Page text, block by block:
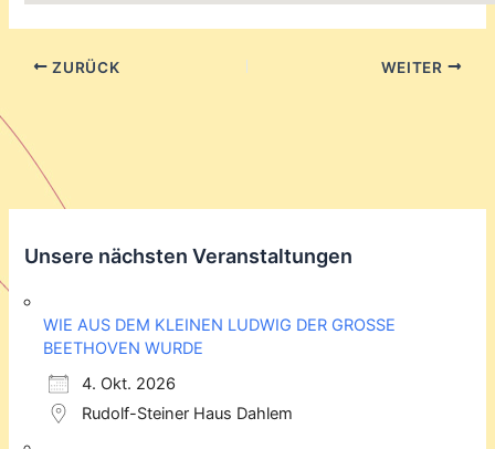
ZURÜCK WEITER
Unsere nächsten Veranstaltungen
WIE AUS DEM KLEINEN LUDWIG DER GROSSE
BEETHOVEN WURDE
4. Okt. 2026
Rudolf-Steiner Haus Dahlem